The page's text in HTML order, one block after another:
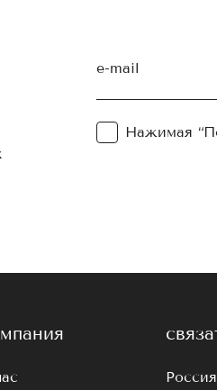
e-mail
Нажимая